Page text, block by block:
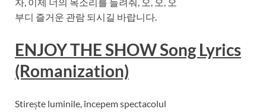
부디 즐거운 관람 되시길 바랍니다.
ENJOY THE SHOW Song Lyrics
(Romanization)
Stirește luminile, începem spectacolul